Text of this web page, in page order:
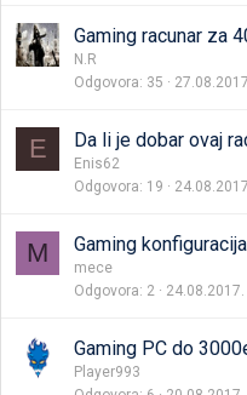
Gaming racunar za
N.R
Odgovora 35
E Da li je dobar ovaj
Enis62
Odgovora 19
M Gaming konfiguracija
mece
Odgovora 2 24.08.2017.
Gaming PC do
Player993